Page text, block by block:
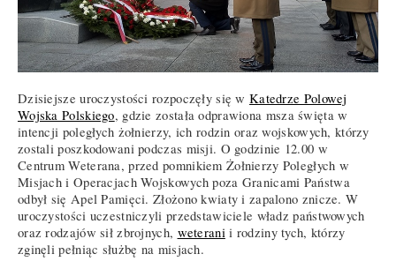
Dzisiejsze uroczystości rozpoczęły się wKatedrze Polowej
Wojska Polskiego, gdzie została odprawiona msza święta w
intencji poległych żołnierzy, ich rodzin oraz wojskowych, którzy
zostali poszkodowani podczas misji. O godzinie 12.00 w
Centrum Weterana, przed pomnikiem Żołnierzy Poległych w
Misjach i Operacjach Wojskowych poza Granicami Państwa
odbył się Apel Pamięci. Złożono kwiaty i zapalono znicze. W
uroczystości uczestniczyli przedstawiciele władz państwowych
oraz rodzajów sił zbrojnych, weterani i rodziny tych, którzy
zginęli pełniąc służbę na misjach.